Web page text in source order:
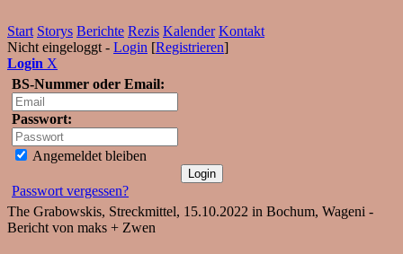
Start Storys Berichte Rezis Kalender Kontakt
Nicht eingeloggt - Login [Registrieren]
Login X
BS-Nummer oder Email:
Passwort:
Angemeldet bleiben
Passwort vergessen?
The Grabowskis, Streckmittel, 15.10.2022 in Bochum, Wageni -
Bericht von maks + Zwen